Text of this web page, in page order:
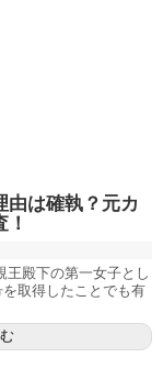
由は確執？元カ
王殿下の第一女子とし
取得したことでも有